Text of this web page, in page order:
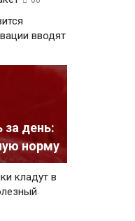
вводят
день:
норму
кладут в